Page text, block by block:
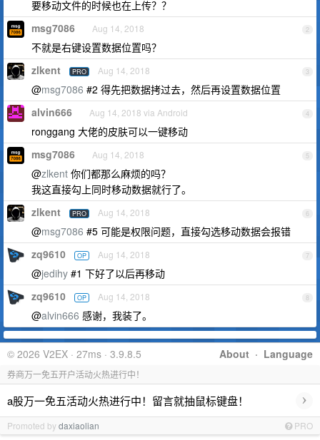
要移动文件的时候也在上传？？
2
msg7086 Aug 14, 2018
不就是右键设置数据位置吗？
3
zlkent PRO Aug 14, 2018
@msg7086 #2 得先把数据拷过去，然后再设置数据位置
4
alvin666 Aug 14, 2018 via Android
ronggang 大佬的皮肤可以一键移动
5
msg7086 Aug 14, 2018
@zlkent 你们都那么麻烦的吗？
我这直接勾上同时移动数据就行了。
6
zlkent PRO Aug 14, 2018
@msg7086 #5 可能是权限问题，直接勾选移动数据会报错
7
zq9610 OP Aug 14, 2018
@jedihy #1 下好了以后再移动
8
zq9610 OP Aug 14, 2018
@alvin666 感谢，我装了。
About · Language
© 2026 V2EX · 27ms · 3.9.8.5
券商万一免五开户活动火热进行中！
a股万一免五活动火热进行中！留言就抽鼠标键盘！ ›
Promoted bydaxiaolian PRO